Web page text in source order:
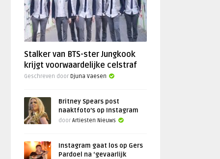
Stalker van BTS-ster Jungkook
krijgt voorwaardelijke celstraf
Geschreven door Djuna Vaesen
Britney Spears post
naaktfoto’s op Instagram
doorArtiesten Nieuws
Instagram gaat los op Gers
Pardoel na ‘gevaarlijk